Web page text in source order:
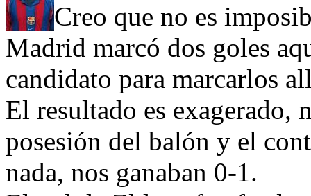
Creo que no es
Madrid marcó dos goles
candidato para marcarlos
El resultado es exagerado,
posesión del balón y el
nada, nos ganaban 0-1.